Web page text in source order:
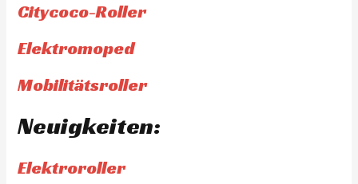
Citycoco-Roller
Elektromoped
Mobilitätsroller
Neuigkeiten:
Elektroroller